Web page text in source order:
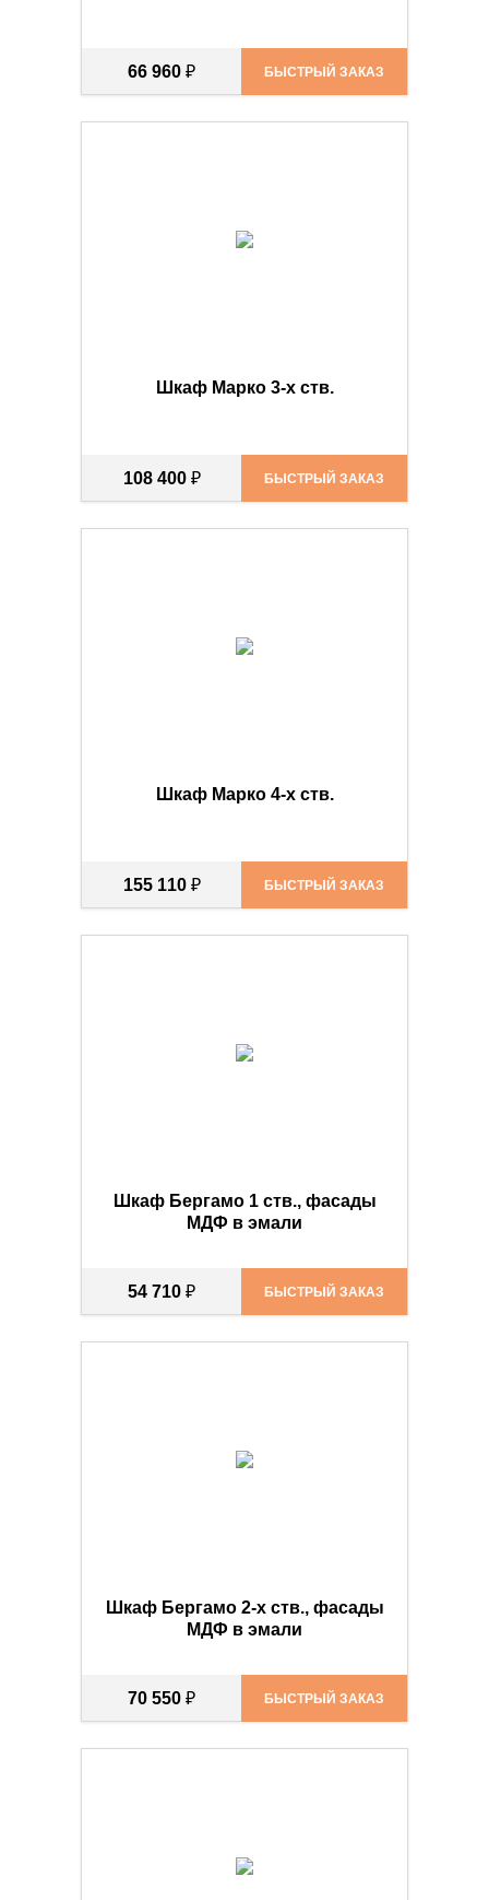
66 960 ₽ БЫСТРЫЙ ЗАКАЗ
Шкаф Марко 3-х ств.
108 400 ₽ БЫСТРЫЙ ЗАКАЗ
Шкаф Марко 4-х ств.
155 110 ₽ БЫСТРЫЙ ЗАКАЗ
Шкаф Бергамо 1 ств., фасады
МДФ в эмали
54 710 ₽ БЫСТРЫЙ ЗАКАЗ
Шкаф Бергамо 2-х ств., фасады
МДФ в эмали
70 550 ₽ БЫСТРЫЙ ЗАКАЗ